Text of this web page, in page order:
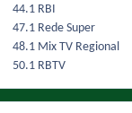
44.1 RBI
47.1 Rede Super
48.1 Mix TV Regional
50.1 RBTV